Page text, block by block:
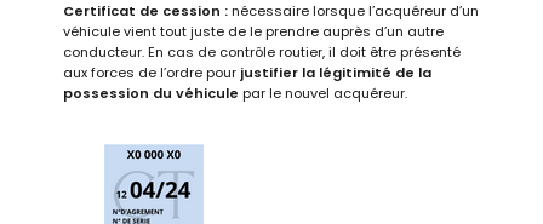
Certificat de cession : nécessaire lorsque l’acquéreur d’un
véhicule vient tout juste de le prendre auprès d’un autre
conducteur. En cas de contrôle routier, il doit être présenté
aux forces de l’ordre pour justifier la légitimité de la
possession du véhicule par le nouvel acquéreur.